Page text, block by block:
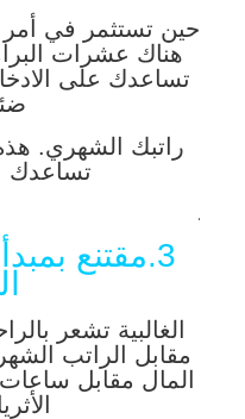
حين تستثمر في أمر
هناك عشرات
تساعدك على
راتبك الشهري.
تساعدك
.
3.مقتنع
الغالبية تشعر
مقابل الراتب
المال مقابل